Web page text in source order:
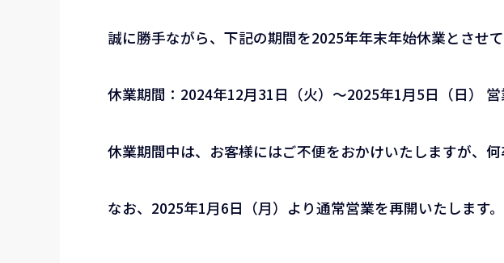
誠に勝手ながら、下記の期間を2025年年末年始休業とさせて
休業期間：2024年12月31日（火）～2025年1月5日（日） 営
休業期間中は、お客様にはご不便をおかけいたしますが、
なお、2025年1月6日（月）より通常営業を再開いたします。